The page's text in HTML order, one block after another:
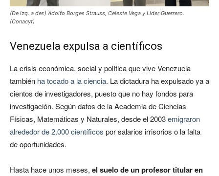
(De izq. a der.) Adolfo Borges Strauss, Celeste Vega y Lider Guerrero.
(Conacyt)
Venezuela expulsa a científicos
La crisis económica, social y política que vive Venezuela
también ha tocado a la ciencia. La dictadura ha expulsado ya a
cientos de investigadores, puesto que no hay fondos para
investigación. Según datos de la Academia de Ciencias
Físicas, Matemáticas y Naturales, desde el 2003emigraron
alrededor de 2.000 científicos por salarios irrisorios o la falta
de oportunidades.
Hasta hace unos meses, el suelo de un profesor titular en